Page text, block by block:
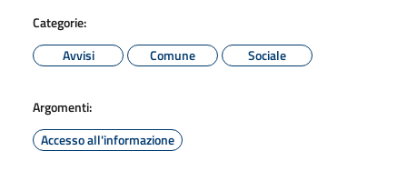
Categorie:
Avvisi
Comune Sociale
Argomenti:
Accesso all'informazione